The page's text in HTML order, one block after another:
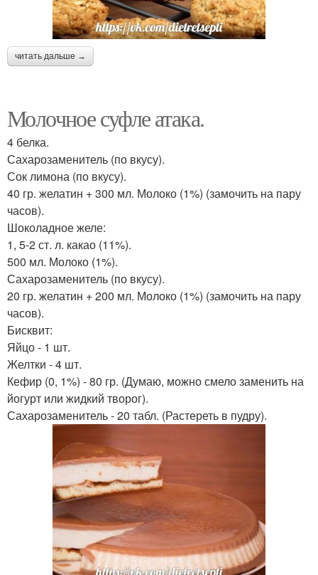
читать дальше →
Молочное суфле атака.
4 белка.
Сахарозаменитель (по вкусу).
Сок лимона (по вкусу).
40 гр. желатин + 300 мл. Молоко (1%) (замочить на пару
часов).
Шоколадное желе:
1, 5-2 ст. л. какао (11%).
500 мл. Молоко (1%).
Сахарозаменитель (по вкусу).
20 гр. желатин + 200 мл. Молоко (1%) (замочить на пару
часов).
Бисквит:
Яйцо - 1 шт.
Желтки - 4 шт.
Кефир (0, 1%) - 80 гр. (Думаю, можно смело заменить на
йогурт или жидкий творог).
Сахарозаменитель - 20 табл. (Растереть в пудру).